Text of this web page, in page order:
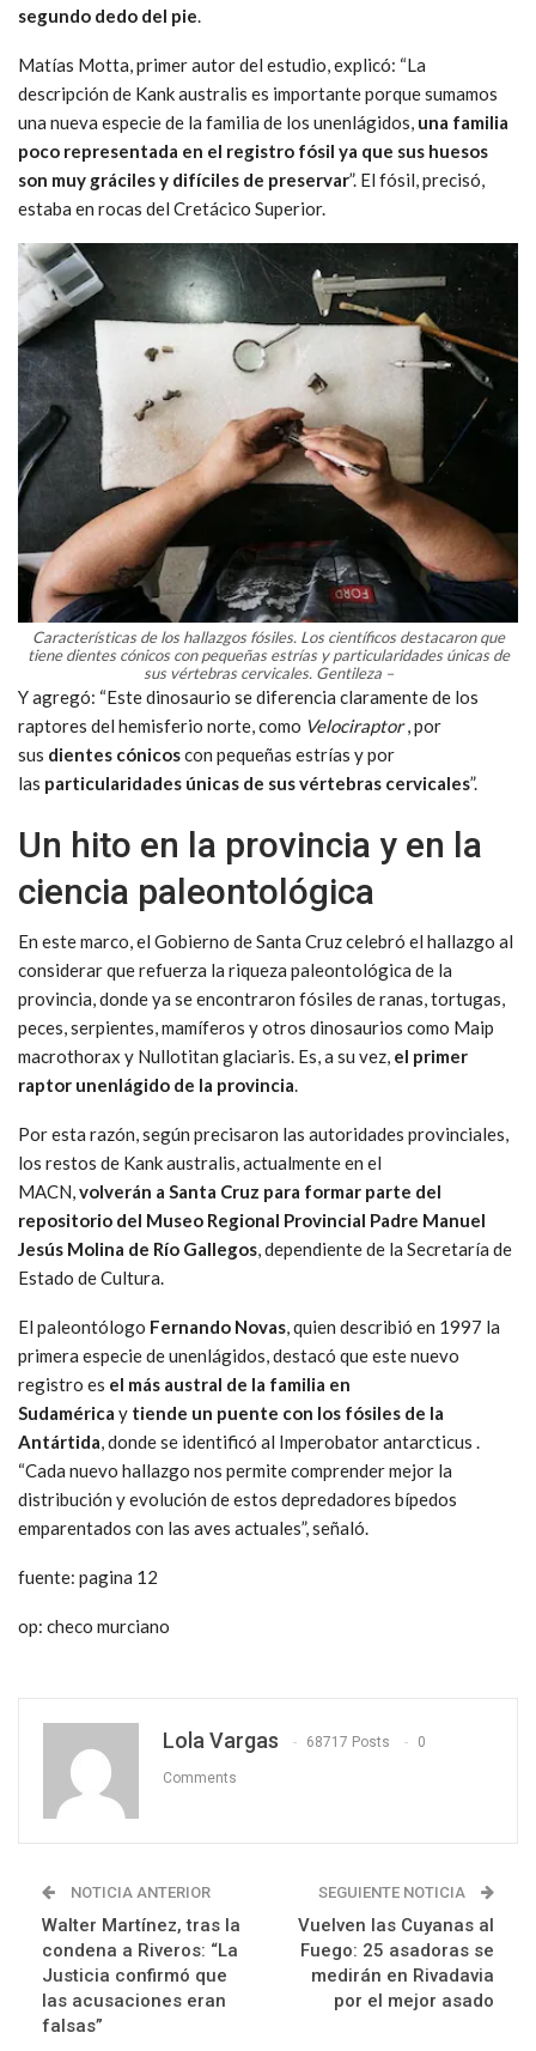
segundo dedo del pie.
Matías Motta, primer autor del estudio, explicó: “La
descripción de Kank australis es importante porque sumamos
una nueva especie de la familia de los unenlágidos, una familia
poco representada en el registro fósil ya que sus huesos
son muy gráciles y difíciles de preservar”. El fósil, precisó,
estaba en rocas del Cretácico Superior.
Características de los hallazgos fósiles. Los científicos destacaron que
tiene dientes cónicos con pequeñas estrías y particularidades únicas de
sus vértebras cervicales. Gentileza –
Y agregó: “Este dinosaurio se diferencia claramente de los
raptores del hemisferio norte, como Velociraptor, por
sus dientes cónicoscon pequeñas estrías y por
las particularidades únicas de sus vértebras cervicales”.
Un hito en la provincia y en la
ciencia paleontológica
En este marco, el Gobierno de Santa Cruz celebró el hallazgo al
considerar que refuerza la riqueza paleontológica de la
provincia, donde ya se encontraron fósiles de ranas, tortugas,
peces, serpientes, mamíferos y otros dinosaurios como Maip
macrothorax y Nullotitan glaciaris. Es, a su vez, el primer
raptor unenlágido de la provincia.
Por esta razón, según precisaron las autoridades provinciales,
los restos de Kank australis, actualmente en el
MACN,volverán a Santa Cruz para formar parte del
repositorio del Museo Regional Provincial Padre Manuel
Jesús Molina de Río Gallegos, dependiente de la Secretaría de
Estado de Cultura.
El paleontólogo Fernando Novas, quien describió en 1997 la
primera especie de unenlágidos, destacó que este nuevo
registro es el más austral de la familia en
Sudamérica y tiende un puente con los fósiles de la
Antártida, donde se identificó al Imperobator antarcticus .
“Cada nuevo hallazgo nos permite comprender mejor la
distribución y evolución de estos depredadores bípedos
emparentados con las aves actuales”, señaló.
fuente: pagina 12
op: checo murciano
Lola Vargas 68717 Posts 0
Comments
NOTICIA ANTERIOR
Walter Martínez, tras la
condena a Riveros: “La
Justicia confirmó que
las acusaciones eran
falsas”
SEGUIENTE NOTICIA
Vuelven las Cuyanas al
Fuego: 25 asadoras se
medirán en Rivadavia
por el mejor asado